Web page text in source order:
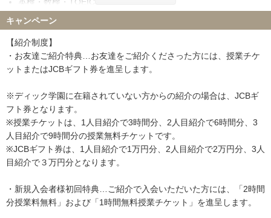
英検・数検・TOEICなどの対策
※その他、【小学生コース】【中学生コース】
キャンペーン
【紹介制度】
・お友達ご紹介特典…お友達をご紹介くださった方には、授業チケ
ットまたはJCBギフト券を進呈します。
※ディック学園に在籍されていない方からの紹介の場合は、JCBギ
フト券となります。
※授業チケットは、1人目紹介で3時間分、2人目紹介で6時間分、3
人目紹介で9時間分の授業無料チケットです。
※JCBギフト券は、1人目紹介で1万円分、2人目紹介で2万円分、3人
目紹介で３万円分となります。
・新規入会者様初回特典…ご紹介で入会いただいた方には、「2時間
分授業料無料」および「1時間無料授業チケット」を進呈します。